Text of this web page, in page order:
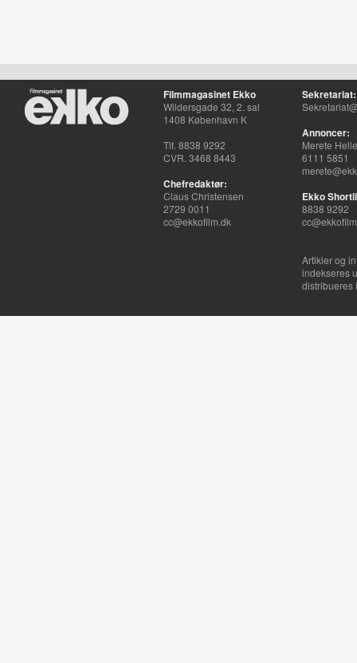
Filmmagasinet Ekko
Wildersgade 32, 2. sal
1408 København K
Tlf. 8838 9292
CVR. 3468 8443
Chefredaktør:
Claus Christensen
2729 0011
cc@ekkofilm.dk
Sekretariat:
Annoncer:
Merete
6111 5851
Ekko
8838 9292
Artikler og
indekseres
distribueres